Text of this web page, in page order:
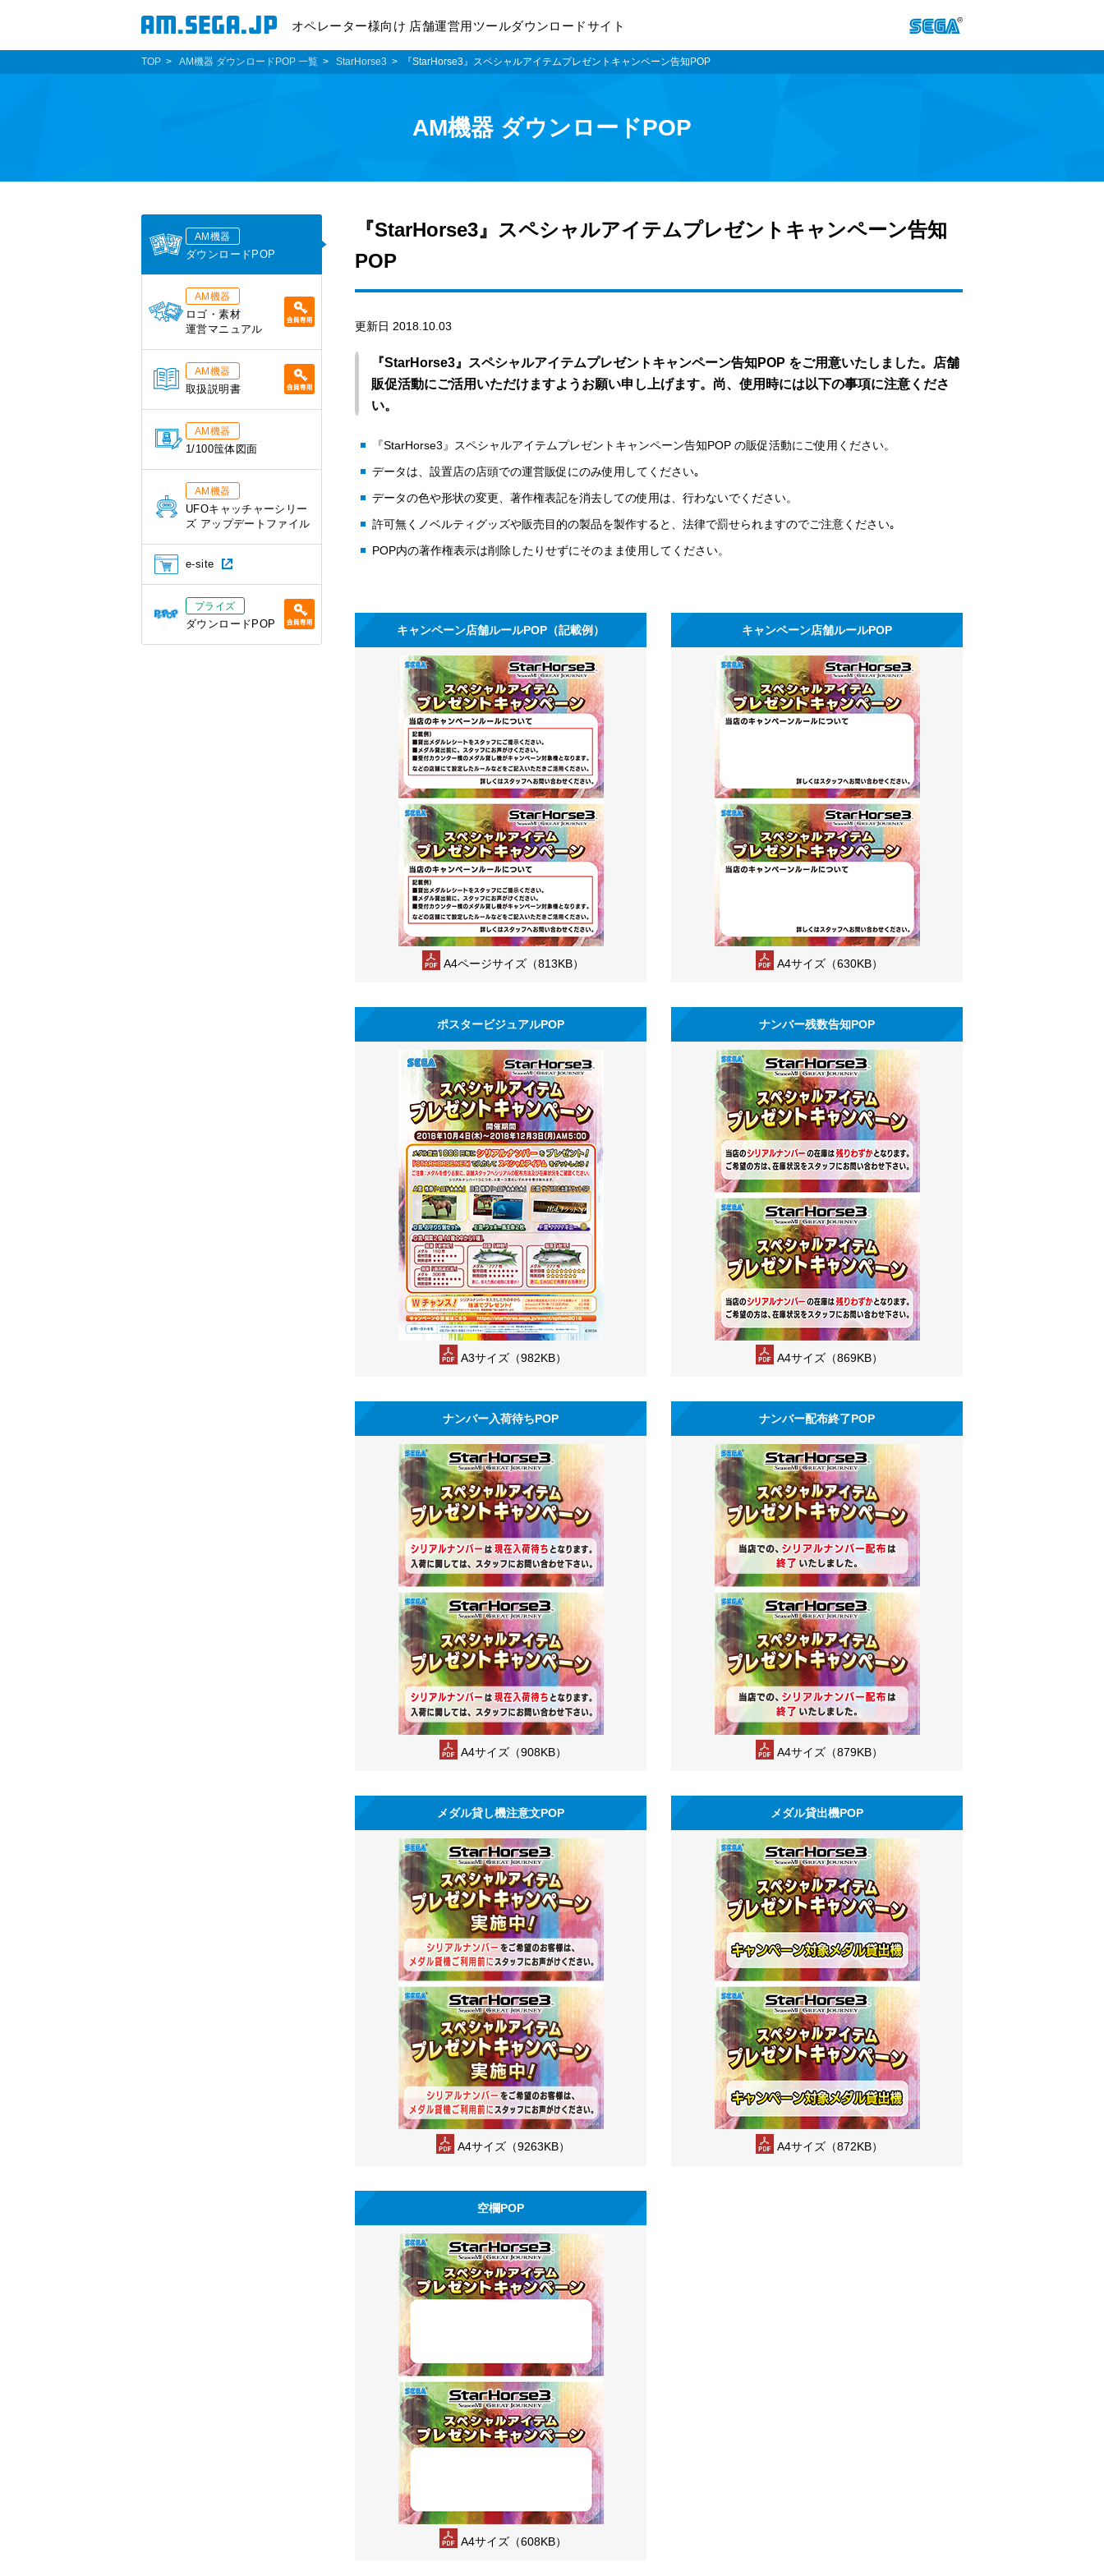
オペレーター様向け 店舗運営用ツールダウンロードサイト
TOP AM機器 ダウンロードPOP 一覧 StarHorse3 『StarHorse3』スペシャルアイテムプレゼントキャンペーン告知POP
AM機器 ダウンロードPOP
『StarHorse3』スペシャルアイテムプレゼントキャンペーン告知
POP
更新日 2018.10.03
『StarHorse3』スペシャルアイテムプレゼントキャンペーン告知POP をご用意いたしました。店舗
販促活動にご活用いただけますようお願い申し上げます。尚、使用時には以下の事項に注意くださ
い。
『StarHorse3』スペシャルアイテムプレゼントキャンペーン告知POP の販促活動にご使用ください。
データは、設置店の店頭での運営販促にのみ使用してください｡
データの色や形状の変更、著作権表記を消去しての使用は、行わないでください。
許可無くノベルティグッズや販売目的の製品を製作すると、法律で罰せられますのでご注意ください｡
POP内の著作権表示は削除したりせずにそのまま使用してください。
キャンペーン店舗ルールPOP（記載例）
A4ページサイズ（813KB）
キャンペーン店舗ルールPOP
A4サイズ（630KB）
ポスタービジュアルPOP
A3サイズ（982KB）
ナンバー残数告知POP
A4サイズ（869KB）
ナンバー入荷待ちPOP
A4サイズ（908KB）
ナンバー配布終了POP
A4サイズ（879KB）
メダル貸し機注意文POP
A4サイズ（9263KB）
メダル貸出機POP
A4サイズ（872KB）
空欄POP
A4サイズ（608KB）
AM機器
ダウンロードPOP
AM機器
ロゴ・素材
運営マニュアル
AM機器
取扱説明書
AM機器
1/100筺体図面
AM機器
UFOキャッチャーシリー
ズ アップデートファイル
e-site
プライズ
ダウンロードPOP